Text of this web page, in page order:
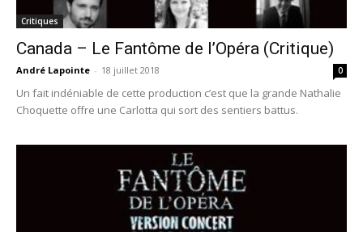
Critiques
Canada – Le Fantôme de l’Opéra (Critique)
André Lapointe - 18 juillet 2018 0
Un fait indéniable de cette production c’est que la grande Nathalie
Choquette offre une Carlotta qui sort des sentiers battus.